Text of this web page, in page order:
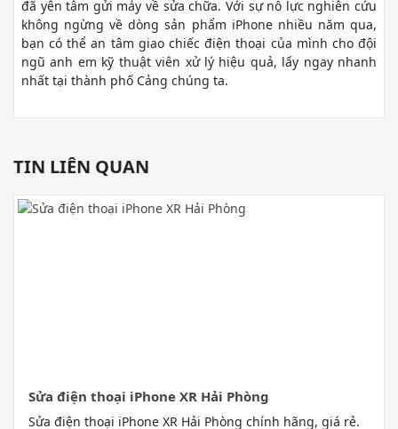
đã yên tâm gửi máy về sửa chữa. Với sự nỗ lực nghiên cứu
không ngừng về dòng sản phẩm iPhone nhiều năm qua,
bạn có thể an tâm giao chiếc điện thoại của mình cho đội
ngũ anh em kỹ thuật viên xử lý hiệu quả, lấy ngay nhanh
nhất tại thành phố Cảng chúng ta.
TIN LIÊN QUAN
Sửa điện thoại iPhone XR Hải Phòng
Sửa điện thoại iPhone XR Hải Phòng chính hãng, giá rẻ.